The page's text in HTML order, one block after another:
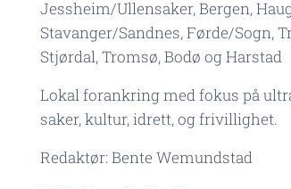
Jessheim/Ullensaker, Bergen,
Stavanger/Sandnes, Førde/Sogn,
Stjørdal, Tromsø, Bodø og Harstad
Lokal forankring med fokus på
saker, kultur, idrett, og frivillighet.
Redaktør: Bente Wemundstad